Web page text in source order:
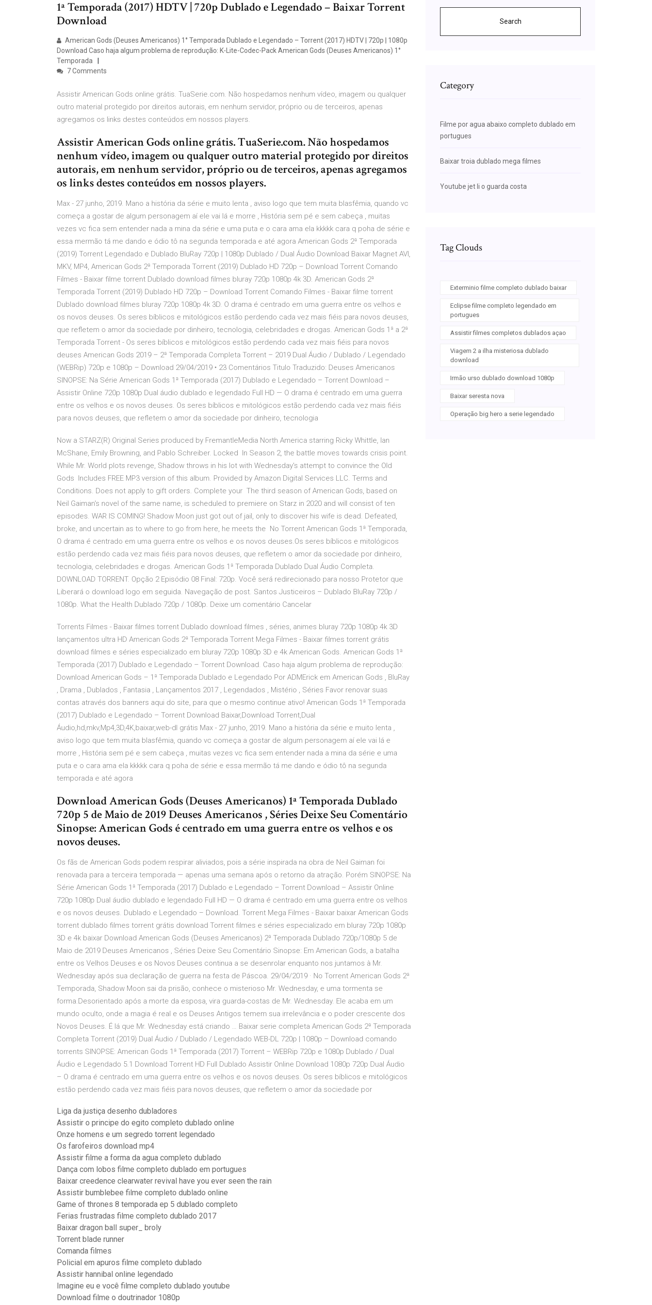
1ª Temporada (2017) HDTV | 720p Dublado e Legendado – Baixar Torrent
Download
American Gods (Deuses Americanos) 1° Temporada Dublado e Legendado – Torrent (2017) HDTV | 720p | 1080p
Download Caso haja algum problema de reprodução: K-Lite-Codec-Pack American Gods (Deuses Americanos) 1°
Temporada
7 Comments
Assistir American Gods online grátis. TuaSerie.com. Não hospedamos nenhum vídeo, imagem ou qualquer
outro material protegido por direitos autorais, em nenhum servidor, próprio ou de terceiros, apenas
agregamos os links destes conteúdos em nossos players.
Assistir American Gods online grátis. TuaSerie.com. Não hospedamos
nenhum vídeo, imagem ou qualquer outro material protegido por direitos
autorais, em nenhum servidor, próprio ou de terceiros, apenas agregamos
os links destes conteúdos em nossos players.
Max - 27 junho, 2019. Mano a história da série e muito lenta , aviso logo que tem muita blasfêmia, quando vc
começa a gostar de algum personagem aí ele vai lá e morre , História sem pé e sem cabeça , muitas
vezes vc fica sem entender nada a mina da série e uma puta e o cara ama ela kkkkk cara q poha de série e
essa mermão tá me dando e ódio tô na segunda temporada e até agora American Gods 2ª Temporada
(2019) Torrent Legendado e Dublado BluRay 720p | 1080p Dublado / Dual Áudio Download Baixar Magnet AVI,
MKV, MP4, American Gods 2ª Temporada Torrent (2019) Dublado HD 720p – Download Torrent Comando
Filmes - Baixar filme torrent Dublado download filmes bluray 720p 1080p 4k 3D. American Gods 2ª
Temporada Torrent (2019) Dublado HD 720p – Download Torrent Comando Filmes - Baixar filme torrent
Dublado download filmes bluray 720p 1080p 4k 3D. O drama é centrado em uma guerra entre os velhos e
os novos deuses. Os seres bíblicos e mitológicos estão perdendo cada vez mais fiéis para novos deuses,
que refletem o amor da sociedade por dinheiro, tecnologia, celebridades e drogas. American Gods 1ª a 2ª
Temporada Torrent - Os seres bíblicos e mitológicos estão perdendo cada vez mais fiéis para novos
deuses American Gods 2019 – 2ª Temporada Completa Torrent – 2019 Dual Áudio / Dublado / Legendado
(WEBRip) 720p e 1080p – Download 29/04/2019 • 23 Comentários Titulo Traduzido: Deuses Americanos
SINOPSE: Na Série American Gods 1ª Temporada (2017) Dublado e Legendado – Torrent Download –
Assistir Online 720p 1080p Dual áudio dublado e legendado Full HD — O drama é centrado em uma guerra
entre os velhos e os novos deuses. Os seres bíblicos e mitológicos estão perdendo cada vez mais fiéis
para novos deuses, que refletem o amor da sociedade por dinheiro, tecnologia
Now a STARZ(R) Original Series produced by FremantleMedia North America starring Ricky Whittle, Ian
McShane, Emily Browning, and Pablo Schreiber. Locked In Season 2, the battle moves towards crisis point.
While Mr. World plots revenge, Shadow throws in his lot with Wednesday's attempt to convince the Old
Gods Includes FREE MP3 version of this album. Provided by Amazon Digital Services LLC. Terms and
Conditions. Does not apply to gift orders. Complete your The third season of American Gods, based on
Neil Gaiman's novel of the same name, is scheduled to premiere on Starz in 2020 and will consist of ten
episodes. WAR IS COMING! Shadow Moon just got out of jail, only to discover his wife is dead. Defeated,
broke, and uncertain as to where to go from here, he meets the No Torrent American Gods 1ª Temporada,
O drama é centrado em uma guerra entre os velhos e os novos deuses.Os seres bíblicos e mitológicos
estão perdendo cada vez mais fiéis para novos deuses, que refletem o amor da sociedade por dinheiro,
tecnologia, celebridades e drogas. American Gods 1ª Temporada Dublado Dual Áudio Completa.
DOWNLOAD TORRENT. Opção 2 Episódio 08 Final: 720p. Você será redirecionado para nosso Protetor que
Liberará o download logo em seguida. Navegação de post. Santos Justiceiros – Dublado BluRay 720p /
1080p. What the Health Dublado 720p / 1080p. Deixe um comentário Cancelar
Torrents Filmes - Baixar filmes torrent Dublado download filmes , séries, animes bluray 720p 1080p 4k 3D
lançamentos ultra HD American Gods 2ª Temporada Torrent Mega Filmes - Baixar filmes torrent grátis
download filmes e séries especializado em bluray 720p 1080p 3D e 4k American Gods. American Gods 1ª
Temporada (2017) Dublado e Legendado – Torrent Download. Caso haja algum problema de reprodução:
Download American Gods – 1ª Temporada Dublado e Legendado Por ADMErick em American Gods , BluRay
, Drama , Dublados , Fantasia , Lançamentos 2017 , Legendados , Mistério , Séries Favor renovar suas
contas através dos banners aqui do site, para que o mesmo continue ativo! American Gods 1ª Temporada
(2017) Dublado e Legendado – Torrent Download Baixar,Download Torrent,Dual
Áudio,hd,mkv,Mp4,3D,4K,baixar,web-dl grátis Max - 27 junho, 2019. Mano a história da série e muito lenta ,
aviso logo que tem muita blasfêmia, quando vc começa a gostar de algum personagem aí ele vai lá e
morre , História sem pé e sem cabeça , muitas vezes vc fica sem entender nada a mina da série e uma
puta e o cara ama ela kkkkk cara q poha de série e essa mermão tá me dando e ódio tô na segunda
temporada e até agora
Download American Gods (Deuses Americanos) 1ª Temporada Dublado
720p 5 de Maio de 2019 Deuses Americanos , Séries Deixe Seu Comentário
Sinopse: American Gods é centrado em uma guerra entre os velhos e os
novos deuses.
Os fãs de American Gods podem respirar aliviados, pois a série inspirada na obra de Neil Gaiman foi
renovada para a terceira temporada — apenas uma semana após o retorno da atração. Porém SINOPSE: Na
Série American Gods 1ª Temporada (2017) Dublado e Legendado – Torrent Download – Assistir Online
720p 1080p Dual áudio dublado e legendado Full HD — O drama é centrado em uma guerra entre os velhos
e os novos deuses. Dublado e Legendado – Download. Torrent Mega Filmes - Baixar baixar American Gods
torrent dublado filmes torrent grátis download Torrent filmes e séries especializado em bluray 720p 1080p
3D e 4k baixar Download American Gods (Deuses Americanos) 2ª Temporada Dublado 720p/1080p 5 de
Maio de 2019 Deuses Americanos , Séries Deixe Seu Comentário Sinopse: Em American Gods, a batalha
entre os Velhos Deuses e os Novos Deuses continua a se desenrolar enquanto nos juntamos à Mr.
Wednesday após sua declaração de guerra na festa de Páscoa. 29/04/2019 · No Torrent American Gods 2ª
Temporada, Shadow Moon sai da prisão, conhece o misterioso Mr. Wednesday, e uma tormenta se
forma.Desorientado após a morte da esposa, vira guarda-costas de Mr. Wednesday. Ele acaba em um
mundo oculto, onde a magia é real e os Deuses Antigos temem sua irrelevância e o poder crescente dos
Novos Deuses. É lá que Mr. Wednesday está criando … Baixar serie completa American Gods 2ª Temporada
Completa Torrent (2019) Dual Áudio / Dublado / Legendado WEB-DL 720p | 1080p – Download comando
torrents SINOPSE: American Gods 1ª Temporada (2017) Torrent – WEBRip 720p e 1080p Dublado / Dual
Áudio e Legendado 5.1 Download Torrent HD Full Dublado Assistir Online Download 1080p 720p Dual Áudio
– O drama é centrado em uma guerra entre os velhos e os novos deuses. Os seres bíblicos e mitológicos
estão perdendo cada vez mais fiéis para novos deuses, que refletem o amor da sociedade por
Liga da justiça desenho dubladores
Assistir o principe do egito completo dublado online
Onze homens e um segredo torrent legendado
Os farofeiros download mp4
Assistir filme a forma da agua completo dublado
Dança com lobos filme completo dublado em portugues
Baixar creedence clearwater revival have you ever seen the rain
Assistir bumblebee filme completo dublado online
Game of thrones 8 temporada ep 5 dublado completo
Ferias frustradas filme completo dublado 2017
Baixar dragon ball super_ broly
Torrent blade runner
Comanda filmes
Policial em apuros filme completo dublado
Assistir hannibal online legendado
Imagine eu e você filme completo dublado youtube
Download filme o doutrinador 1080p
Search
Category
Filme por agua abaixo completo dublado em
portugues
Baixar troia dublado mega filmes
Youtube jet li o guarda costa
Tag Clouds
Exterminio filme completo dublado baixar
Eclipse filme completo legendado em
portugues
Assistir filmes completos dublados açao
Viagem 2 a ilha misteriosa dublado
download
Irmão urso dublado download 1080p
Baixar seresta nova
Operação big hero a serie legendado